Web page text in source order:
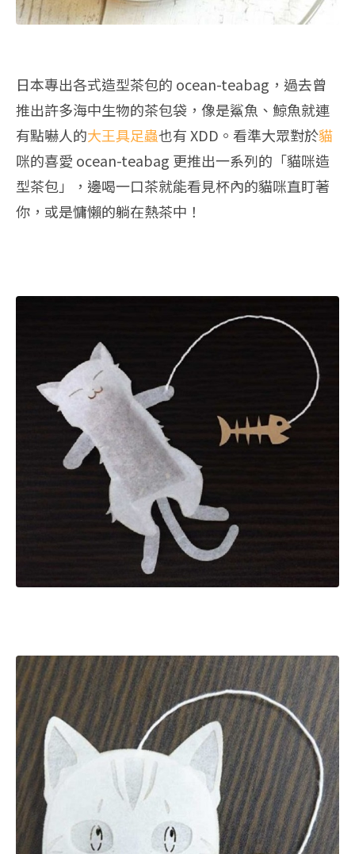
日本專出各式造型茶包的 ocean-teabag，過去曾
推出許多海中生物的茶包袋，像是鯊魚、鯨魚就連
有點嚇人的大王具足蟲也有 XDD。看準大眾對於貓
咪的喜愛 ocean-teabag 更推出一系列的「貓咪造
型茶包」，邊喝一口茶就能看見杯內的貓咪直盯著
你，或是慵懶的躺在熱茶中！